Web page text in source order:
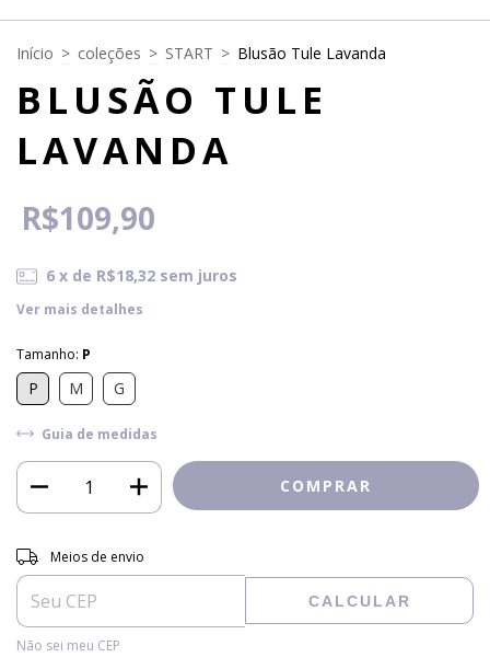
Início > coleções > START > Blusão Tule Lavanda
BLUSÃO TULE
LAVANDA
R$109,90
6 x de R$18,32 sem juros
Ver mais detalhes
Tamanho: P
P M G
Guia de medidas
Entregas para o CEP:
Meios de envio
CALCULAR
Não sei meu CEP